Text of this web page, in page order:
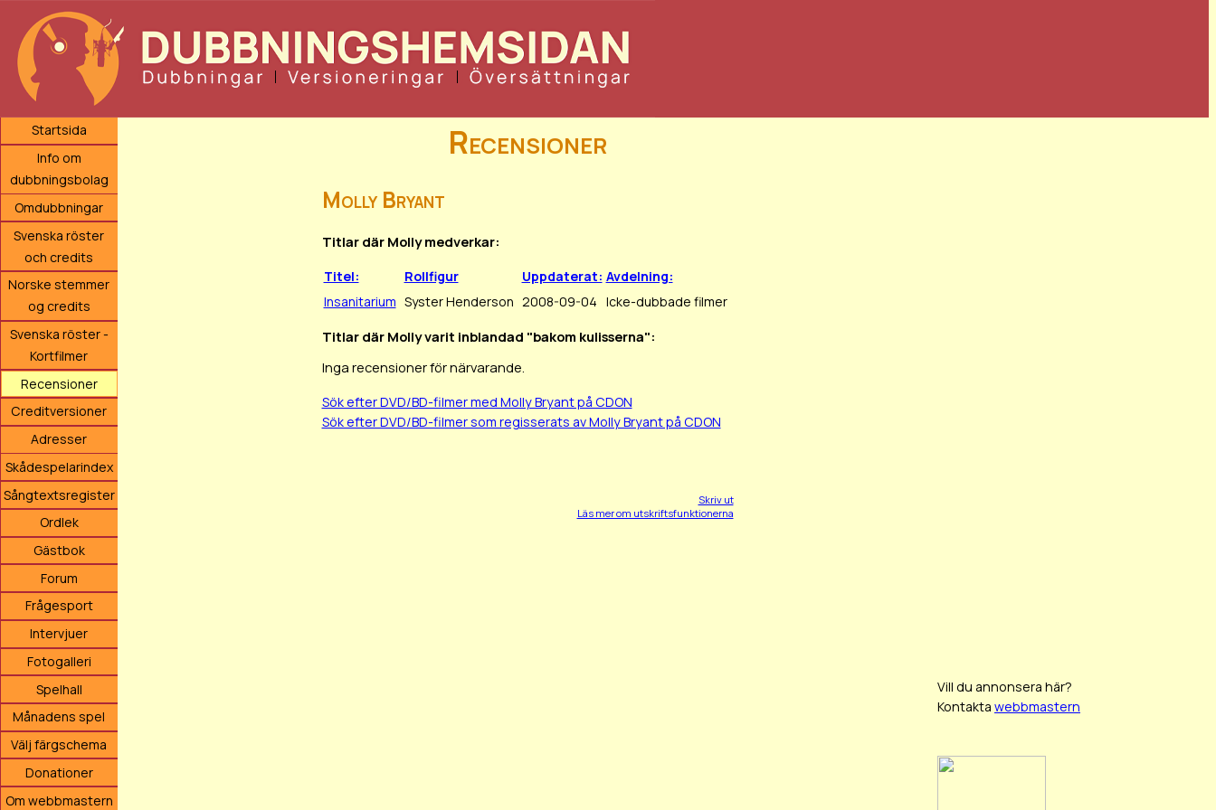
Startsida
Info om
dubbningsbolag
Omdubbningar
Svenska röster
och credits
Norske stemmer
og credits
Svenska röster -
Kortfilmer
Recensioner
Creditversioner
Adresser
Skådespelarindex
Sångtextsregister
Ordlek
Gästbok
Forum
Frågesport
Intervjuer
Fotogalleri
Spelhall
Månadens spel
Välj färgschema
Donationer
Om webbmastern
Recensioner
Molly Bryant
Titlar där Molly medverkar:
Titel: Rollfigur Uppdaterat: Avdelning:
Insanitarium Syster Henderson 2008-09-04 Icke-dubbade filmer
Titlar där Molly varit inblandad "bakom kulisserna":
Inga recensioner för närvarande.
Sök efter DVD/BD-filmer med Molly Bryant på CDON
Sök efter DVD/BD-filmer som regisserats av Molly Bryant på CDON
Skriv ut
Läs mer om utskriftsfunktionerna
Vill du annonsera här?
Kontakta webbmastern